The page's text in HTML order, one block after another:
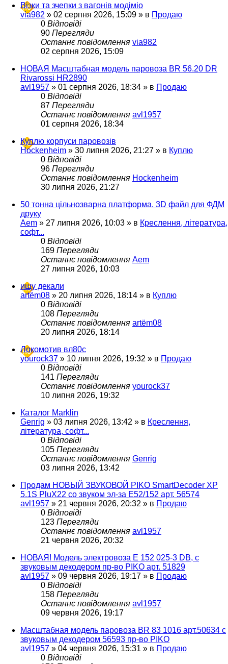
Візки та зчепки з вагонів модіміо
via982 » 02 серпня 2026, 15:09 » в Продаю
0 Відповіді
90 Перегляди
Останнє повідомлення via982
02 серпня 2026, 15:09
НОВАЯ Масштабная модель паровоза BR 56.20 DR
Rivarossi HR2890
avl1957 » 01 серпня 2026, 18:34 » в Продаю
0 Відповіді
87 Перегляди
Останнє повідомлення avl1957
01 серпня 2026, 18:34
Куплю корпуси паровозів
Hockenheim » 30 липня 2026, 21:27 » в Куплю
0 Відповіді
96 Перегляди
Останнє повідомлення Hockenheim
30 липня 2026, 21:27
50 тонна цільнозварна платформа. 3D файл для ФДМ
друку
Aem » 27 липня 2026, 10:03 » в Креслення, література,
софт...
0 Відповіді
169 Перегляди
Останнє повідомлення Aem
27 липня 2026, 10:03
ищу декали
artëm08 » 20 липня 2026, 18:14 » в Куплю
0 Відповіді
108 Перегляди
Останнє повідомлення artëm08
20 липня 2026, 18:14
Локомотив вл80с
yourock37 » 10 липня 2026, 19:32 » в Продаю
0 Відповіді
141 Перегляди
Останнє повідомлення yourock37
10 липня 2026, 19:32
Каталог Marklin
Genrig » 03 липня 2026, 13:42 » в Креслення,
література, софт...
0 Відповіді
105 Перегляди
Останнє повідомлення Genrig
03 липня 2026, 13:42
Продам НОВЫЙ ЗВУКОВОЙ PIKO SmartDecoder XP
5.1S PluX22 со звуком эл-за Е52/152 арт. 56574
avl1957 » 21 червня 2026, 20:32 » в Продаю
0 Відповіді
123 Перегляди
Останнє повідомлення avl1957
21 червня 2026, 20:32
НОВАЯ! Модель электровоза Е 152 025-3 DB, с
звуковым декодером пр-во PIKO арт. 51829
avl1957 » 09 червня 2026, 19:17 » в Продаю
0 Відповіді
158 Перегляди
Останнє повідомлення avl1957
09 червня 2026, 19:17
Масштабная модель паровоза BR 83 1016 арт.50634 с
звуковым декодером 56593 пр-во PIKO
avl1957 » 04 червня 2026, 15:31 » в Продаю
0 Відповіді